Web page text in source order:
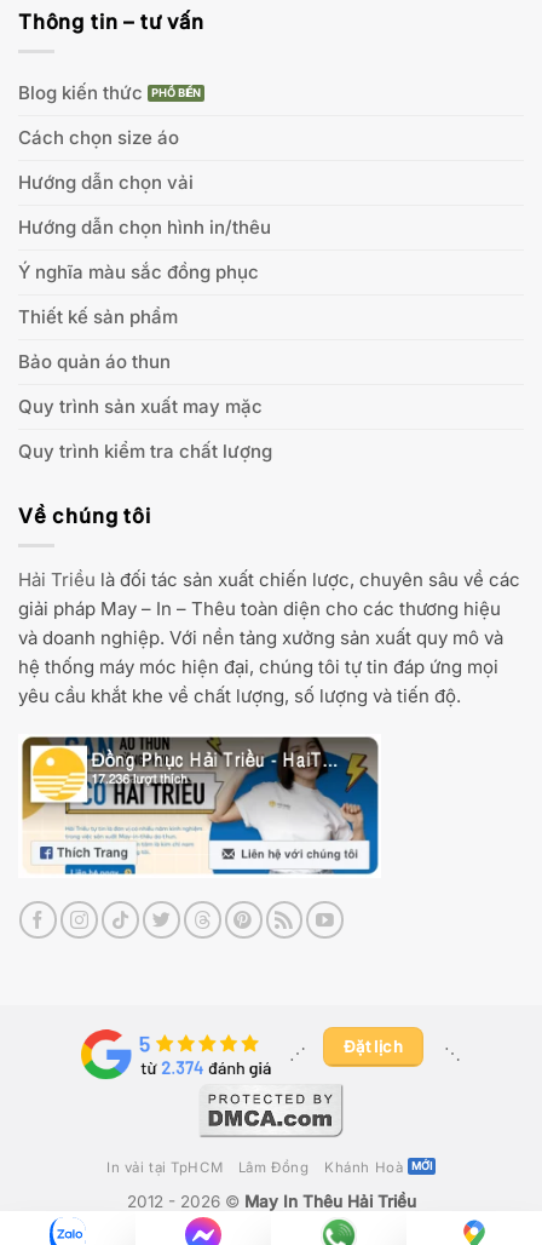
Thông tin – tư vấn
Blog kiến thức
Cách chọn size áo
Hướng dẫn chọn vải
Hướng dẫn chọn hình in/thêu
Ý nghĩa màu sắc đồng phục
Thiết kế sản phẩm
Bảo quản áo thun
Quy trình sản xuất may mặc
Quy trình kiểm tra chất lượng
Về chúng tôi
Hải Triều là đối tác sản xuất chiến lược, chuyên sâu về các
giải pháp May – In – Thêu toàn diện cho các thương hiệu
và doanh nghiệp. Với nền tảng xưởng sản xuất quy mô và
hệ thống máy móc hiện đại, chúng tôi tự tin đáp ứng mọi
yêu cầu khắt khe về chất lượng, số lượng và tiến độ.
⋰ ​ Đặt lịch ⋱
In vải tại TpHCM Lâm Đồng Khánh Hoà
2012 - 2026 © May In Thêu Hải Triều
Công Ty TNHH Fika Việt Nam
– GPKD Số 0316280392 Do Sở Kế